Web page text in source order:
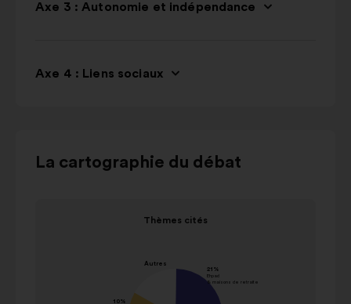
Axe 3 : Autonomie et indépendance
Axe 4 : Liens sociaux
La cartographie du débat
Utiliser
Thèmes cités
pourcentage
& maisons